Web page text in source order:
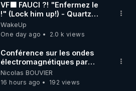
VF🟩 FAUCI ?! "Enfermez le
!" (Lock him up!) - Quartz
Traduction
WakeUp
One day ago
2.0 k views
Conférence sur les ondes
électromagnétiques par
Grégoire Caustru et Bart de
Wever !
Nicolas BOUVIER
16 hours ago
192 views